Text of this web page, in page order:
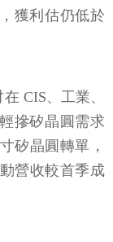
獲利估仍低於
CIS、工業、
摻矽晶圓需求
矽晶圓轉單，
營收較首季成